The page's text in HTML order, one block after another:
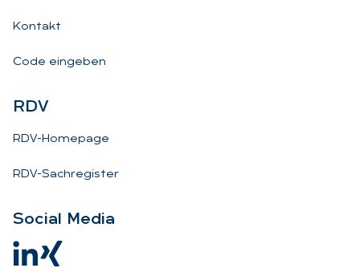
Kontakt
Code eingeben
RDV
RDV-Homepage
RDV-Sachregister
So­ci­al Me­dia